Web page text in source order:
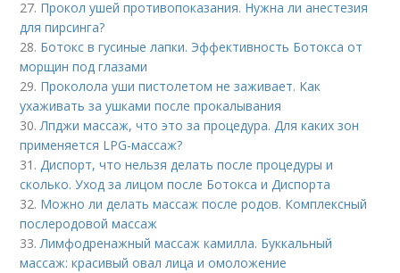
27. Прокол ушей противопоказания. Нужна ли анестезия
для пирсинга?
28. Ботокс в гусиные лапки. Эффективность Ботокса от
морщин под глазами
29. Проколола уши пистолетом не заживает. Как
ухаживать за ушками после прокалывания
30.Лпджи массаж, что это за процедура. Для каких зон
применяется LPG-массаж?
31.Диспорт, что нельзя делать после процедуры и
сколько. Уход за лицом после Ботокса и Диспорта
32. Можно ли делать массаж после родов. Комплексный
послеродовой массаж
33.Лимфодренажный массаж камилла. Буккальный
массаж: красивый овал лица и омоложение